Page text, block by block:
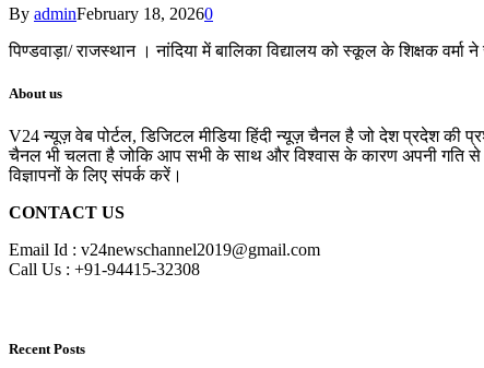
By adminFebruary 18, 20260
पिण्डवाड़ा/ राजस्थान । नांदिया में बालिका विद्यालय को स्कूल के शिक्षक
About us
V24 न्यूज़ वेब पोर्टल, डिजिटल मीडिया हिंदी न्यूज़ चैनल है जो देश प्रदेश की
चैनल भी चलता है जोकि आप सभी के साथ और विश्वास के कारण अपनी गति से
विज्ञापनों के लिए संपर्क करें।
CONTACT US
Email Id : v24newschannel2019@gmail.com
Call Us : +91-94415-32308
Recent Posts